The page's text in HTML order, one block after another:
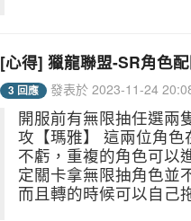
[心得] 獵龍聯盟-SR角色
3 回應 發表於 2023-11-24
開服前有無限抽任選兩
攻【瑪雅】 這兩位角
不虧，重複的角色可以
定關卡拿無限抽角色並
而且轉的時候可以自己